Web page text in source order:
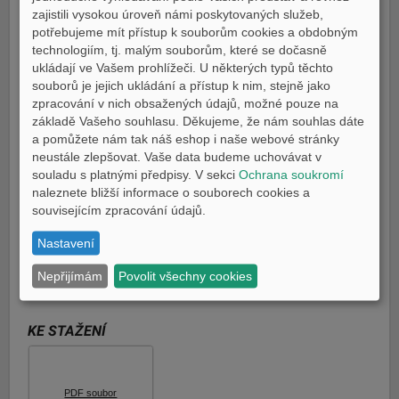
E-shop Pneu
KE STAŽENÍ
PDF soubor
Technické údaje
Ke stažení
Porovnání
CENA
209.990 Kč
(i verze 35kW)
CENY KLESAJÍ, ZÁŽITEK ZŮSTÁVÁ
MY24184.990 Kč
Platnost AKCE do 31.8.2026
NOVINKA - od 1.1.2025 záruka 3 roky
zajistili vysokou úroveň námi poskytovaných služeb,
potřebujeme mít přístup k souborům cookies a obdobným
technologiím, tj. malým souborům, které se dočasně
ukládají ve Vašem prohlížeči. U některých typů těchto
souborů je jejich ukládání a přístup k nim, stejně jako
zpracování v nich obsažených údajů, možné pouze na
základě Vašeho souhlasu. Děkujeme, že nám souhlas dáte
a pomůžete nám tak náš eshop i naše webové stránky
neustále zlepšovat. Vaše data budeme uchovávat v
souladu s platnými předpisy. V sekciOchrana soukromí
naleznete bližší informace o souborech cookies a
souvisejícím zpracování údajů.
Nastavení
Nepřijímám Povolit všechny cookies